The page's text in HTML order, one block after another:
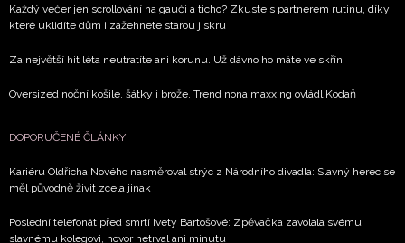
Každý večer jen scrollování na gauči a ticho? Zkuste s partnerem rutinu, díky
které uklidíte dům i zažehnete starou jiskru
Za největší hit léta neutratíte ani korunu. Už dávno ho máte ve skříni
Oversized noční košile, šátky i brože. Trend nona maxxing ovládl Kodaň
DOPORUČENÉ ČLÁNKY
Kariéru Oldřicha Nového nasměroval strýc z Národního divadla: Slavný herec se
měl původně živit zcela jinak
Poslední telefonát před smrtí Ivety Bartošové: Zpěvačka zavolala svému
slavnému kolegovi, hovor netrval ani minutu